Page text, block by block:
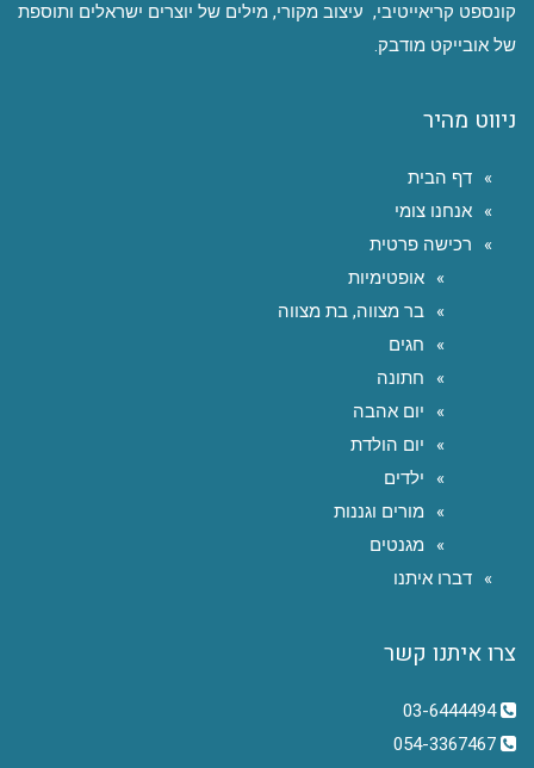
קונספט קריאייטיבי, עיצוב מקורי, מילים של יוצרים ישראלים ותוספת
של אובייקט מודבק.
ניווט מהיר
דף הבית
אנחנו צומי
רכישה פרטית
אופטימיות
בר מצווה, בת מצווה
חגים
חתונה
יום אהבה
יום הולדת
ילדים
מורים וגננות
מגנטים
דברו איתנו
צרו איתנו קשר
03-6444494